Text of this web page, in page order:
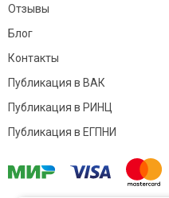
Отзывы
Блог
Контакты
Публикация в ВАК
Публикация в РИНЦ
Публикация в ЕГПНИ